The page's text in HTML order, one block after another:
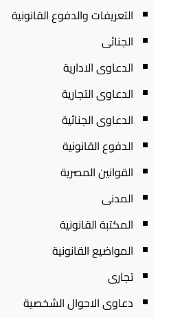
التعريفات والدفوع القانونية
الجنائى
الدعاوى الادارية
الدعاوى التجارية
الدعاوى الجنائية
الدفوع القانونية
القوانين المصرية
المدنى
المكتبة القانونية
المواضيع القانونية
تجارى
دعاوى الاحوال الشخصية